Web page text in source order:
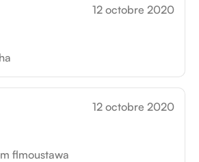
12 octobre 2020
12 octobre 2020
flmoustawa